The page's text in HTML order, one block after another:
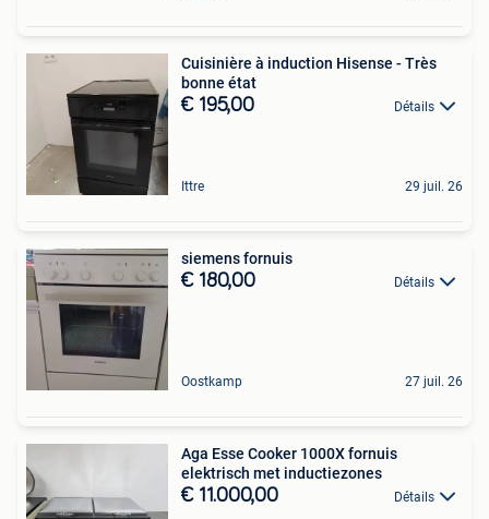
Cuisinière à induction Hisense - Très
bonne état
€ 195,00 Détails
Ittre 29 juil. 26
siemens fornuis
€ 180,00 Détails
Oostkamp 27 juil. 26
Aga Esse Cooker 1000X fornuis
elektrisch met inductiezones
€ 11.000,00 Détails